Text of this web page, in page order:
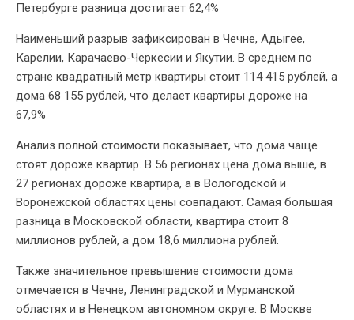
Петербурге разница достигает 62,4%
Наименьший разрыв зафиксирован в Чечне, Адыгее,
Карелии, Карачаево-Черкесии и Якутии. В среднем по
стране квадратный метр квартиры стоит 114 415 рублей, а
дома 68 155 рублей, что делает квартиры дороже на
67,9%
Анализ полной стоимости показывает, что дома чаще
стоят дороже квартир. В 56 регионах цена дома выше, в
27 регионах дороже квартира, а в Вологодской и
Воронежской областях цены совпадают. Самая большая
разница в Московской области, квартира стоит 8
миллионов рублей, а дом 18,6 миллиона рублей.
Также значительное превышение стоимости дома
отмечается в Чечне, Ленинградской и Мурманской
областях и в Ненецком автономном округе. В Москве